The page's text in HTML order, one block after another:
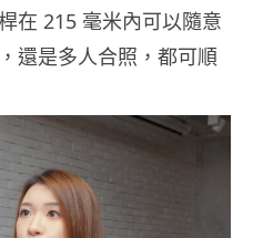
在 215 毫米內可以隨意
還是多人合照，都可順